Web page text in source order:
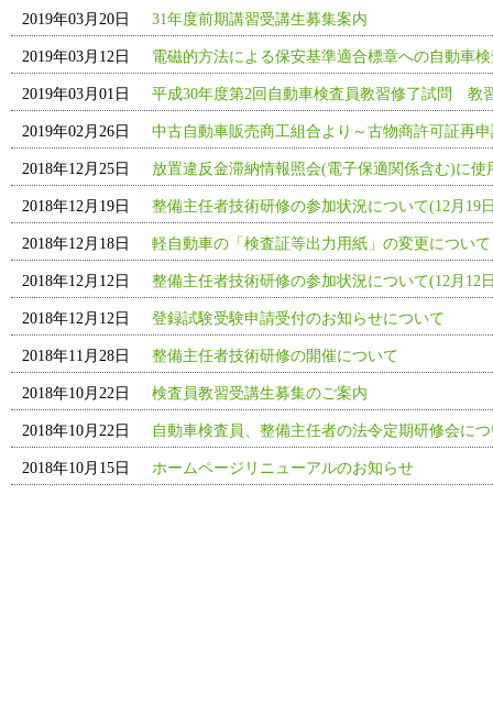
2019年03月20日 31年度前期講習受講生募集案内
2019年03月12日 電磁的方法による保安基準適合標章への自動車
2019年03月01日 平成30年度第2回自動車検査員教習修了試問 教
2019年02月26日 中古自動車販売商工組合より～古物商許可証再
2018年12月25日 放置違反金滞納情報照会(電子保適関係含む)に
2018年12月19日 整備主任者技術研修の参加状況について(12月19
2018年12月18日 軽自動車の「検査証等出力用紙」の変更について
2018年12月12日 整備主任者技術研修の参加状況について(12月12
2018年12月12日 登録試験受験申請受付のお知らせについて
2018年11月28日 整備主任者技術研修の開催について
2018年10月22日 検査員教習受講生募集のご案内
2018年10月22日 自動車検査員、整備主任者の法令定期研修会に
2018年10月15日 ホームページリニューアルのお知らせ